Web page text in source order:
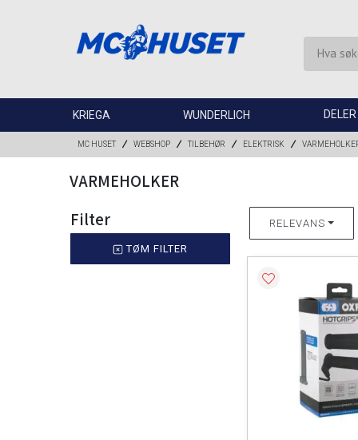
KRIEGA WUNDERLICH DELER
MC HUSET WEBSHOP TILBEHØR ELEKTRISK
VARMEHOLKER
Filter
TØM FILTER
RELEVANS